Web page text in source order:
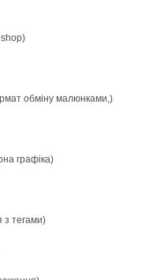
обміну малюнками,)
графіка)
тегами)